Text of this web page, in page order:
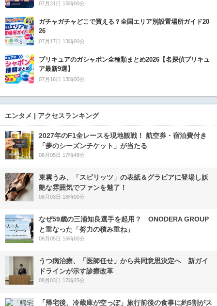
07月31日 15時00分
ガチャガチャどこで買える？全国エリア別設置場所ガイド20
26
07月17日 13時00分
プリキュアのガシャポン全種類まとめ2026【名探偵プリキュ
ア最新9選】
07月16日 13時00分
エンタメ | アクセスランキング
2027年のF1全レースを現地観戦！ 航空券・宿泊費付き
「夢のシーズンチケット」が当たる
08月05日 17時48分
東雲うみ、「スピリッツ」の表紙＆グラビアに登場し妖
艶な雰囲気でファンを魅了！
08月03日 18時00分
なぜ59歳の三浦知良選手を起用？ ONODERA GROUP
と重なった「努力の積み重ね」
08月05日 16時00分
うつ病治療、「医師任せ」から共同意思決定へ 新ガイ
ドラインが示す診療改革
08月03日 17時25分
「帰宅後、冷蔵庫が空っぽ」旅行前後の食事に約5割がス